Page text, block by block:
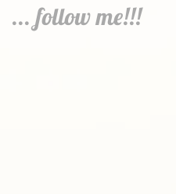
... follow me!!!